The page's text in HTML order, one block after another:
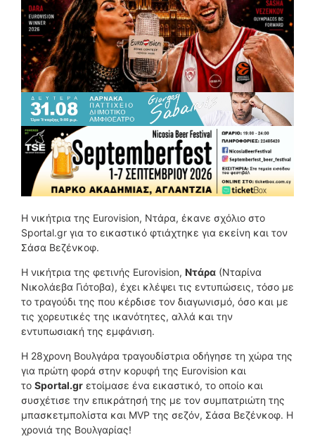
Η νικήτρια της Eurovision, Ντάρα, έκανε σχόλιο στο
Sportal.gr για το εικαστικό φτιάχτηκε για εκείνη και τον
Σάσα Βεζένκοφ.
H νικήτρια της φετινής Εurovision, Ντάρα (Νταρίνα
Νικολάεβα Γιότοβα), έχει κλέψει τις εντυπώσεις, τόσο με
το τραγούδι της που κέρδισε τον διαγωνισμό, όσο και με
τις χορευτικές της ικανότητες, αλλά και την
εντυπωσιακή της εμφάνιση.
Η 28χρονη Βουλγάρα τραγουδίστρια οδήγησε τη χώρα της
για πρώτη φορά στην κορυφή της Eurovision και
το Sportal.gr ετοίμασε ένα εικαστικό, το οποίο και
συσχέτισε την επικράτησή της με τον συμπατριώτη της
μπασκετμπολίστα και MVP της σεζόν, Σάσα Βεζένκοφ. Η
χρονιά της Βουλγαρίας!